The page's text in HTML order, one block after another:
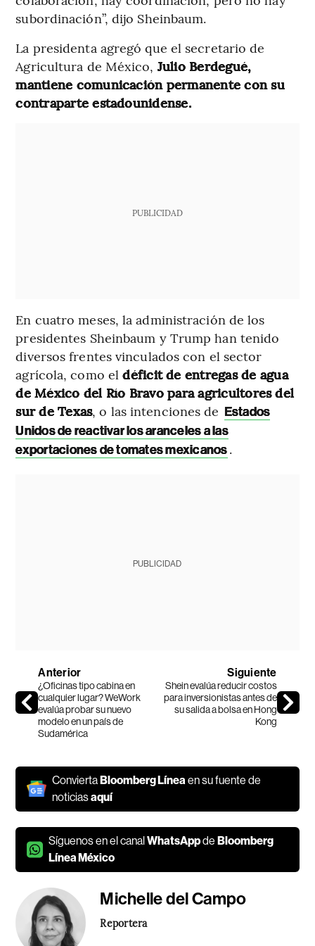
subordinación”, dijo Sheinbaum.
La presidenta agregó que el secretario de
Agricultura de México, Julio Berdegué,
mantiene comunicación permanente con su
contraparte estadounidense.
PUBLICIDAD
En cuatro meses, la administración de los
presidentes Sheinbaum y Trump han tenido
diversos frentes vinculados con el sector
agrícola, como el déficit de entregas de agua
de México del Río Bravo para agricultores del
sur de Texas, o las intenciones de Estados
Unidos de reactivar los aranceles a las
exportaciones de tomates mexicanos.
PUBLICIDAD
Anterior
¿Oficinas tipo cabina en
cualquier lugar? WeWork
evalúa probar su nuevo
modelo en un país de
Sudamérica
Siguiente
Shein evalúa reducir costos
para inversionistas antes de
su salida a bolsa en Hong
Kong
ConviertaBloomberg Línea en su fuente de
noticiasaquí
Síguenos en el canalWhatsAppdeBloomberg
Línea México
Michelle del Campo
Reportera